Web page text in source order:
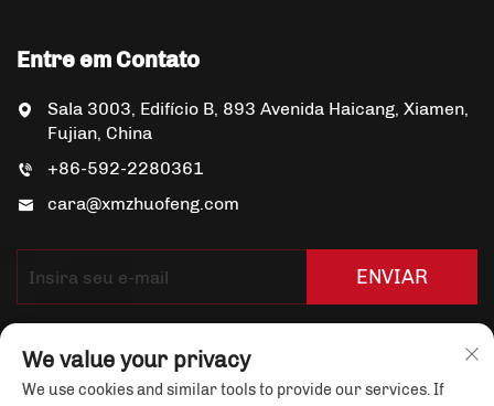
Entre em Contato
Sala 3003, Edifício B, 893 Avenida Haicang, Xiamen,
Fujian, China
+86-592-2280361
cara@xmzhuofeng.com
ENVIAR
We value your privacy
We use cookies and similar tools to provide our services. If